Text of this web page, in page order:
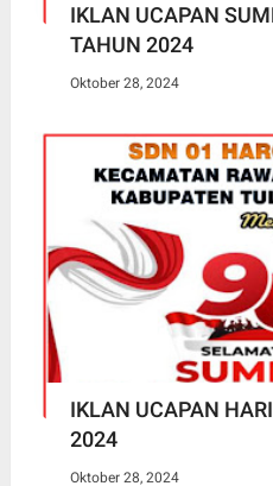
IKLAN UCAPAN
TAHUN 2024
Oktober 28, 2024
IKLAN UCAPAN
2024
Oktober 28, 2024